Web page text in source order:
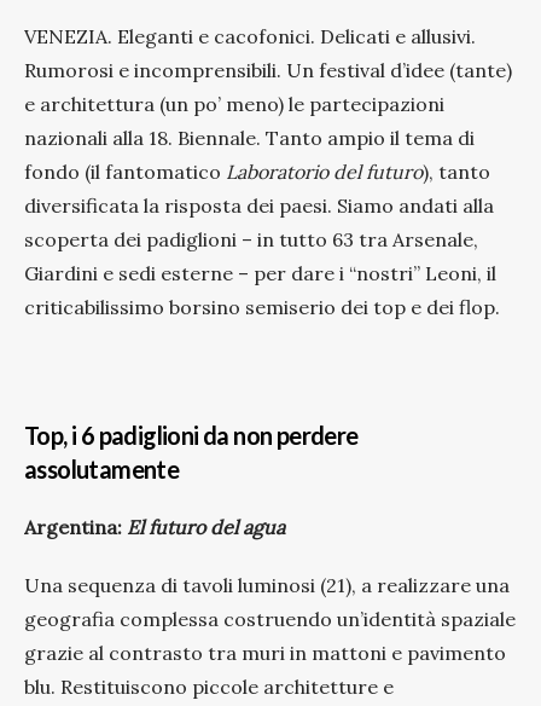
VENEZIA. Eleganti e cacofonici. Delicati e allusivi.
Rumorosi e incomprensibili. Un festival d’idee (tante)
e architettura (un po’ meno) le partecipazioni
nazionali alla 18. Biennale. Tanto ampio il tema di
fondo (il fantomatico Laboratorio del futuro), tanto
diversificata la risposta dei paesi. Siamo andati alla
scoperta dei padiglioni – in tutto 63 tra Arsenale,
Giardini e sedi esterne – per dare i “nostri” Leoni, il
criticabilissimo borsino semiserio dei top e dei flop.
Top, i 6 padiglioni da non perdere
assolutamente
Argentina: El futuro del agua
Una sequenza di tavoli luminosi (21), a realizzare una
geografia complessa costruendo un’identità spaziale
grazie al contrasto tra muri in mattoni e pavimento
blu. Restituiscono piccole architetture e